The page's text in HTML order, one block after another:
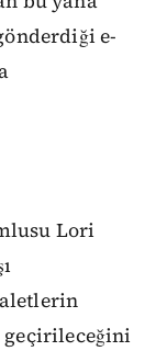
e-
Lori